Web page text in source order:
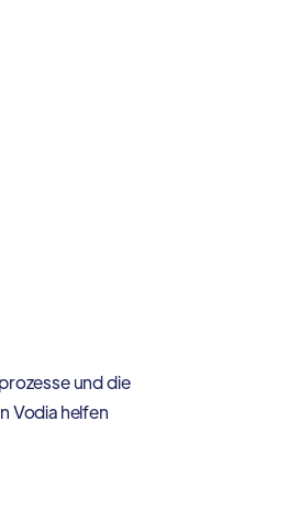
und die
Vodia helfen